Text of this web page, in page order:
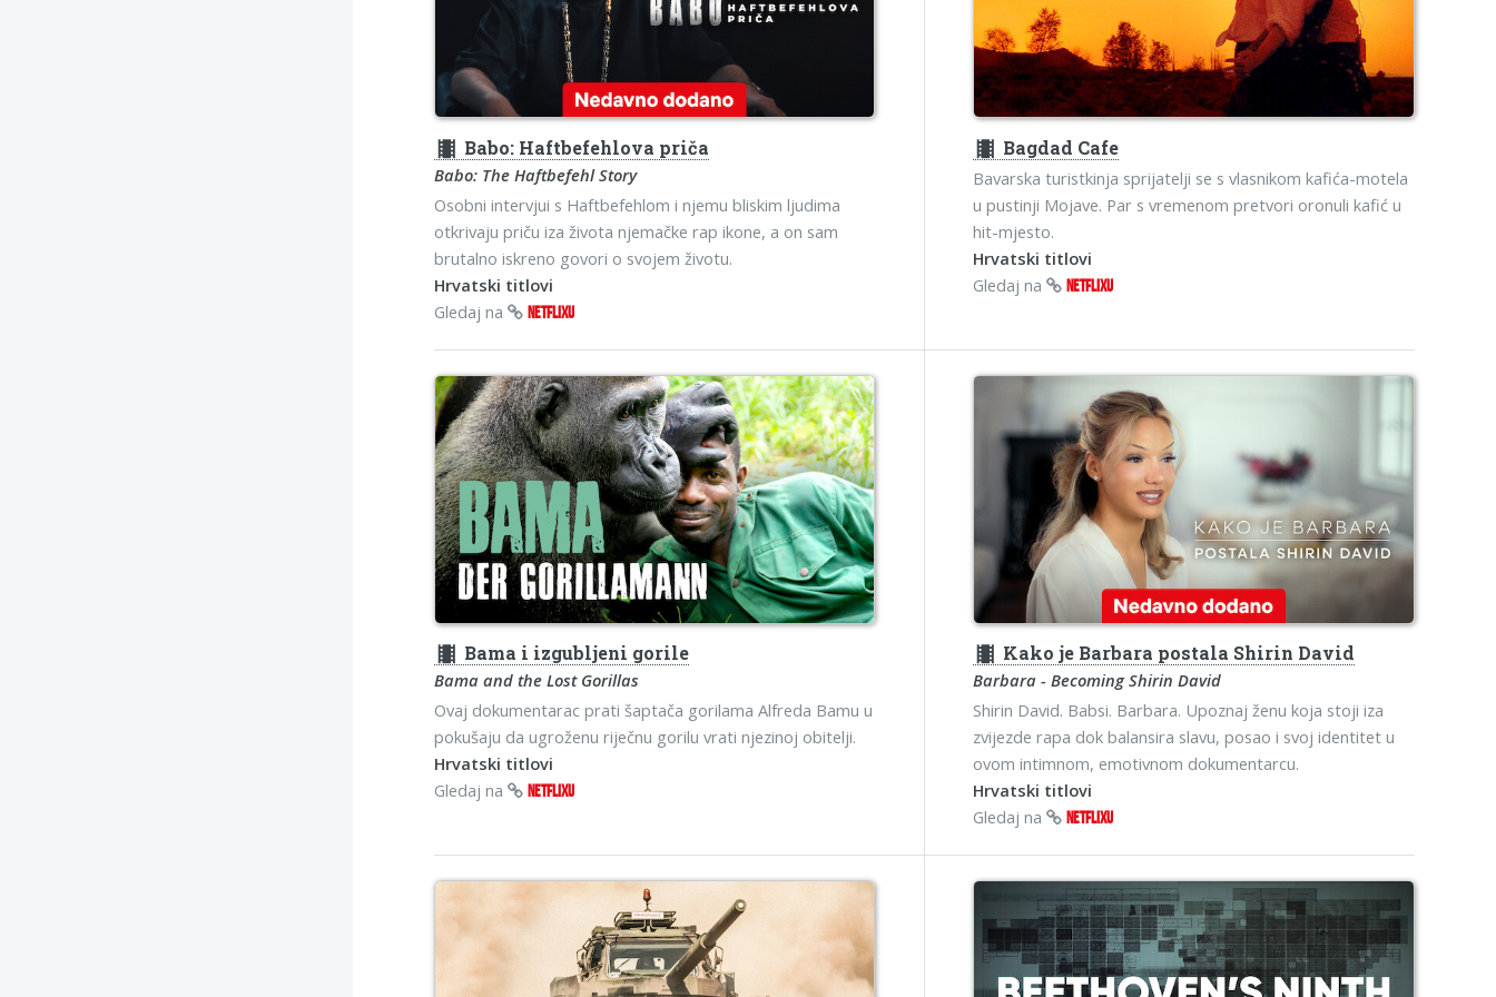
theaters Babo: Haftbefehlova priča
Babo: The Haftbefehl Story
Osobni intervjui s Haftbefehlom i njemu bliskim ljudima
otkrivaju priču iza života njemačke rap ikone, a on sam
brutalno iskreno govori o svojem životu.
Hrvatski titlovi
Gledaj na
NETFLIXU
theaters Bagdad Cafe
Bavarska turistkinja sprijatelji se s vlasnikom kafića-motela
u pustinji Mojave. Par s vremenom pretvori oronuli kafić u
hit-mjesto.
Hrvatski titlovi
Gledaj na
NETFLIXU
theaters Bama i izgubljeni gorile
Bama and the Lost Gorillas
Ovaj dokumentarac prati šaptača gorilama Alfreda Bamu u
pokušaju da ugroženu riječnu gorilu vrati njezinoj obitelji.
Hrvatski titlovi
Gledaj na
NETFLIXU
theaters Kako je Barbara postala Shirin David
Barbara - Becoming Shirin David
Shirin David. Babsi. Barbara. Upoznaj ženu koja stoji iza
zvijezde rapa dok balansira slavu, posao i svoj identitet u
ovom intimnom, emotivnom dokumentarcu.
Hrvatski titlovi
Gledaj na
NETFLIXU